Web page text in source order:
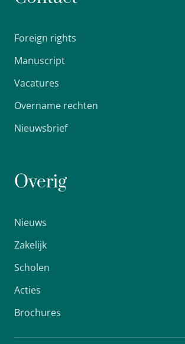
Foreign rights
Manuscript
Vacatures
Overname rechten
Nieuwsbrief
Overig
Nieuws
Zakelijk
Scholen
Acties
Brochures